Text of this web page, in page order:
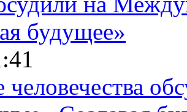
человечества